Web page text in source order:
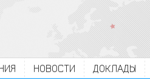
НОВОСТИ ДОКЛАДЫ